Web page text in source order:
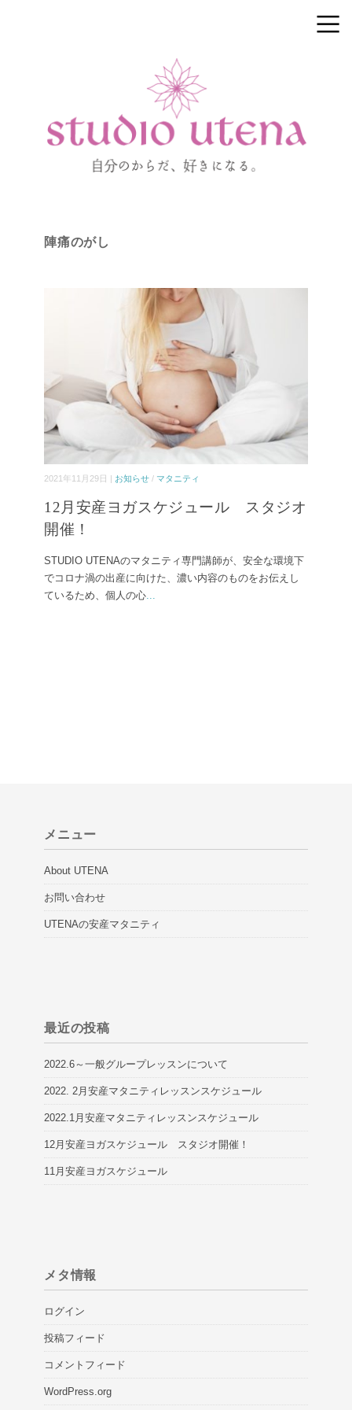
陣痛のがし
2021年11月29日 | お知らせ / マタニティ
12月安産ヨガスケジュール スタジオ
開催！
STUDIO UTENAのマタニティ専門講師が、安全な環境下
でコロナ渦の出産に向けた、濃い内容のものをお伝えし
ているため、個人の心
メニュー
About UTENA
お問い合わせ
UTENAの安産マタニティ
最近の投稿
2022.6～一般グループレッスンについて
2022. 2月安産マタニティレッスンスケジュール
2022.1月安産マタニティレッスンスケジュール
12月安産ヨガスケジュール スタジオ開催！
11月安産ヨガスケジュール
メタ情報
ログイン
投稿フィード
コメントフィード
WordPress.org